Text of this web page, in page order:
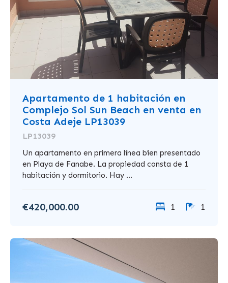
Apartamento de 1 habitación en
Complejo Sol Sun Beach en venta en
Costa Adeje LP13039
LP13039
Un apartamento en primera línea bien presentado
en Playa de Fanabe. La propiedad consta de 1
habitación y dormitorio. Hay ...
€420,000.00 1 1